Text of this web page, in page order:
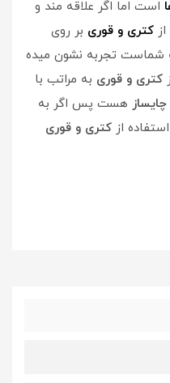
است اما اگر علاقه مند و
کتری و قوری بر روی
شماست تجربه نشون میده
کتری و قوری به مراتب با
چایساز هست پس اگر به
از کتری و قوری